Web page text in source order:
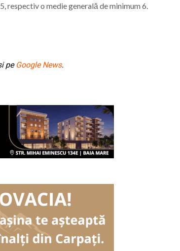
respectiv o medie generală de minimum 6.
pe Google News.